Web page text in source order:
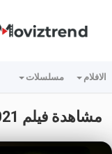
الافلام مسلسلات
مشاهدة فيلم Sooryavanshi 2021 مترجم